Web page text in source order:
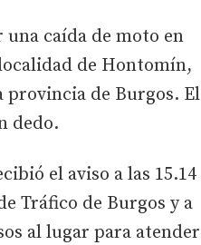
caída de moto en
de Hontomín,
provincia de Burgos. El
dedo.
el aviso a las 15.14
Tráfico de Burgos y a
al lugar para atender